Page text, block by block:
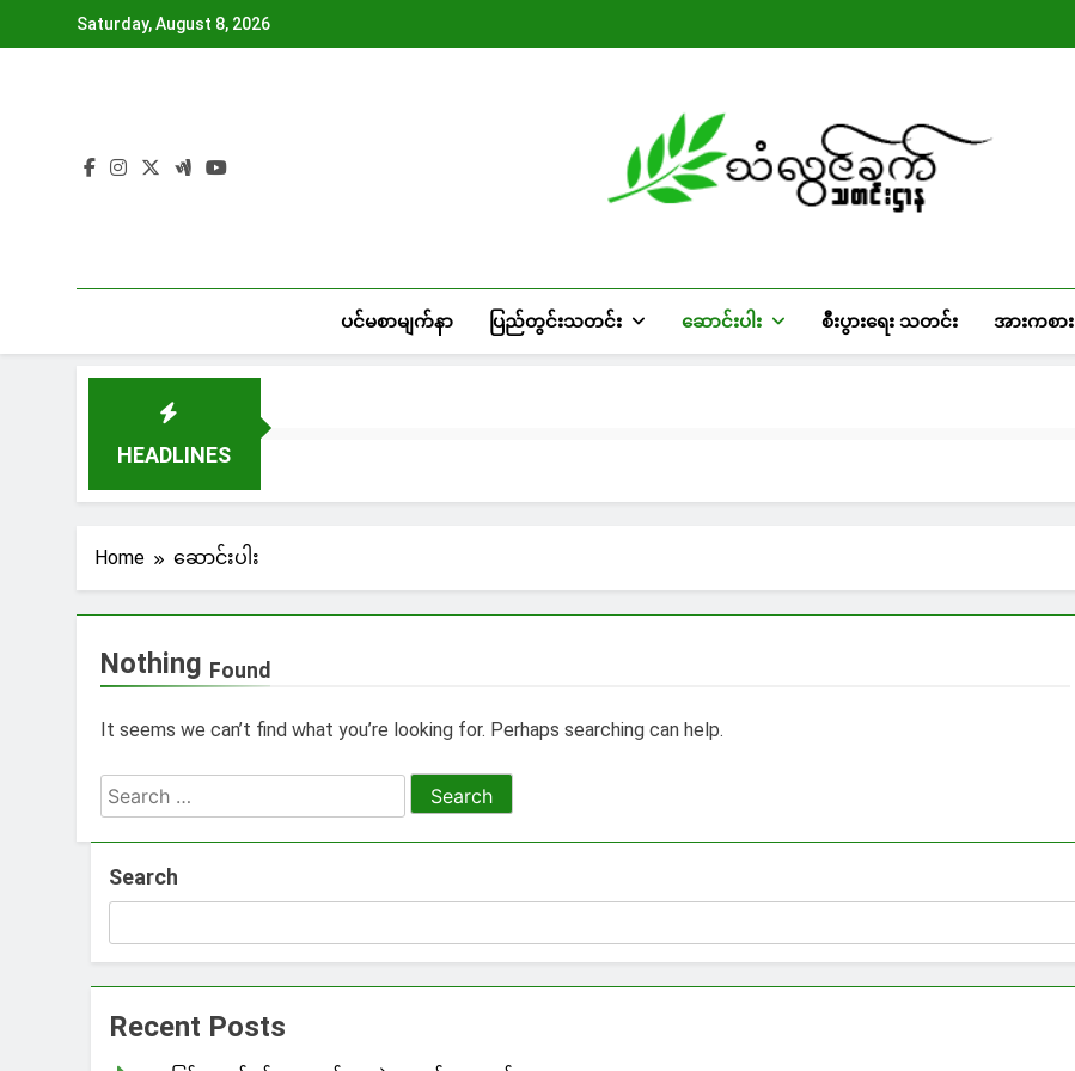
Saturday, August 8, 2026
ပင်မစာမျက်နာ ပြည်တွင်းသတင်း ဆောင်းပါး စီးပွားရေး သတင်း အားကစား
HEADLINES
Home ဆောင်းပါး
Nothing Found
It seems we can’t find what you’re looking for. Perhaps searching can help.
Search
for:
Search
Recent Posts